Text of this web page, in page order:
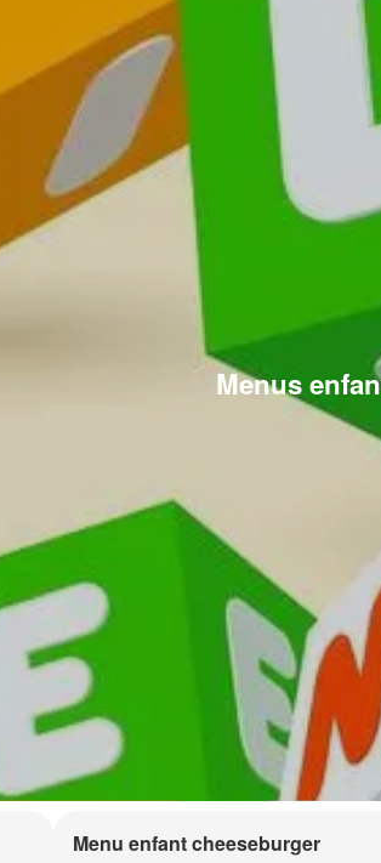
Menus
Menu enfant cheeseburger